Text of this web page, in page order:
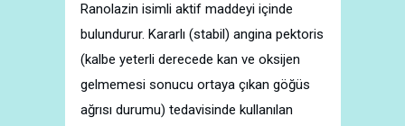
Ranolazin isimli aktif maddeyi içinde
bulundurur. Kararlı (stabil) angina pektoris
(kalbe yeterli derecede kan ve oksijen
gelmemesi sonucu ortaya çıkan göğüs
ağrısı durumu) tedavisinde kullanılan